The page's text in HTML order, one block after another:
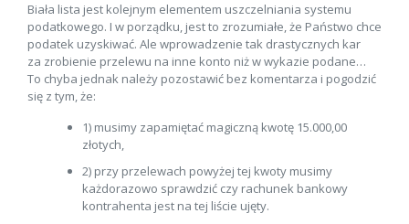
Biała lista jest kolejnym elementem uszczelniania systemu
podatkowego. I w porządku, jest to zrozumiałe, że Państwo chce
podatek uzyskiwać. Ale wprowadzenie tak drastycznych kar
za zrobienie przelewu na inne konto niż w wykazie podane…
To chyba jednak należy pozostawić bez komentarza i pogodzić
się z tym, że:
1) musimy zapamiętać magiczną kwotę 15.000,00
złotych,
2) przy przelewach powyżej tej kwoty musimy
każdorazowo sprawdzić czy rachunek bankowy
kontrahenta jest na tej liście ujęty.